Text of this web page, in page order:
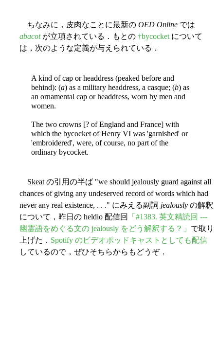
ちなみに，皮肉なことに最新の OED Online では
abacotが立項されている．もとの †bycocketについて
は，次のような定義が与えられている．
A kind of cap or headdress (peaked before and
behind): (a) as a military headdress, a casque; (b) as
an ornamental cap or headdress, worn by men and
women.
The two crowns [? of England and France] with
which the bycocket of Henry VI was 'garnished' or
'embroidered', were, of course, no part of the
ordinary bycocket.
Skeat の引用の半ば "we should jealously guard against all
chances of giving any undeserved record of words which had
never any real existence, . . ." にみえる副詞 jealously の解釈
について，昨日の heldio 配信回
「#1383. 英文精読回 ---
幽霊語をめぐる文の jealously をどう解釈する？」 で取り
上げた． Spotify のビデオポッドキャストとしても配信
しているので，ぜひそちらからもどうぞ．